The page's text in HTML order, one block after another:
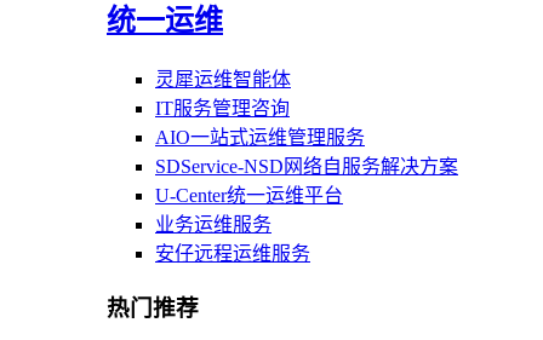
统一运维
灵犀运维智能体
IT服务管理咨询
AIO一站式运维管理服务
SDService-NSD网络自服务解决方案
U-Center统一运维平台
业务运维服务
安仔远程运维服务
热门推荐